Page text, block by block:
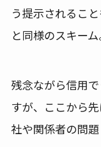
う提示されるこ
と同様のスキーム
残念ながら信用
すが、ここから
社や関係者の問題